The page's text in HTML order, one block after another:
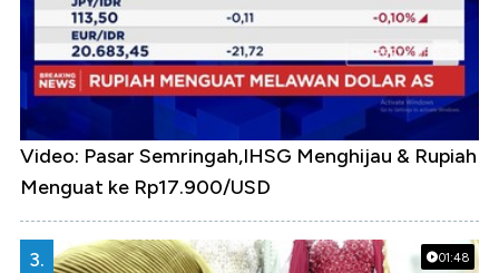
Video: Pasar Semringah,IHSG Menghijau & Rupiah
Menguat ke Rp17.900/USD
01:48
3.